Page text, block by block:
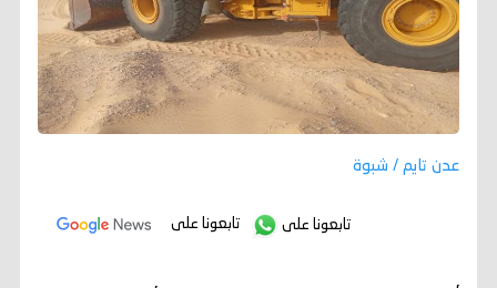
عدن تايم / شبوة
تابعونا على تابعونا على